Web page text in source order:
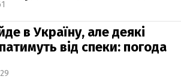
в Україну, але деякі
від спеки: погода